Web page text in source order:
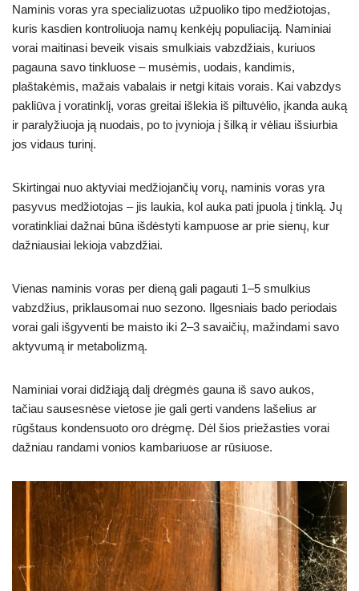
Naminis voras yra specializuotas užpuoliko tipo medžiotojas,
kuris kasdien kontroliuoja namų kenkėjų populiaciją. Naminiai
vorai maitinasi beveik visais smulkiais vabzdžiais, kuriuos
pagauna savo tinkluose – musėmis, uodais, kandimis,
plaštakėmis, mažais vabalais ir netgi kitais vorais. Kai vabzdys
pakliūva į voratinklį, voras greitai išlekia iš piltuvėlio, įkanda auką
ir paralyžiuoja ją nuodais, po to įvynioja į šilką ir vėliau išsiurbia
jos vidaus turinį.
Skirtingai nuo aktyviai medžiojančių vorų, naminis voras yra
pasyvus medžiotojas – jis laukia, kol auka pati įpuola į tinklą. Jų
voratinkliai dažnai būna išdėstyti kampuose ar prie sienų, kur
dažniausiai lekioja vabzdžiai.
Vienas naminis voras per dieną gali pagauti 1–5 smulkius
vabzdžius, priklausomai nuo sezono. Ilgesniais bado periodais
vorai gali išgyventi be maisto iki 2–3 savaičių, mažindami savo
aktyvumą ir metabolizmą.
Naminiai vorai didžiąją dalį drėgmės gauna iš savo aukos,
tačiau sausesnėse vietose jie gali gerti vandens lašelius ar
rūgštaus kondensuoto oro drėgmę. Dėl šios priežasties vorai
dažniau randami vonios kambariuose ar rūsiuose.